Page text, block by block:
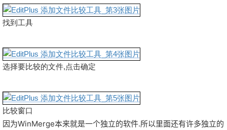
找到工具
选择要比较的文件,点击确定
比较窗口
因为WinMerge本来就是一个独立的软件.所以里面还有许多独立的